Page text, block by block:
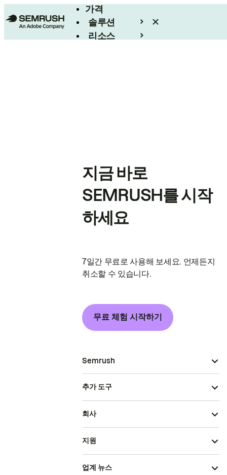
가격
솔루션
리소스
지금 바로
SEMRUSH를 시작
하세요
7일간 무료로 사용해 보세요. 언제든지
취소할 수 있습니다.
무료 체험 시작하기
Semrush
추가 도구
회사
지원
업계 뉴스